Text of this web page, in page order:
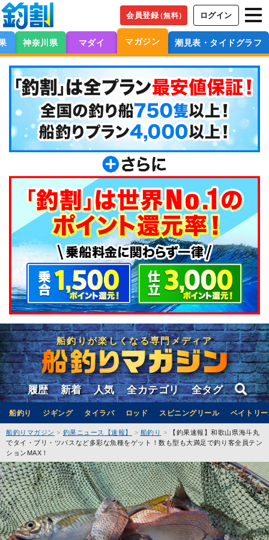
会員登録（無料） ログイン
神奈川県 マダイ マガジン 潮見表・タイドグラフ
船釣りが楽しくなる専門メディア
履歴 新着 人気 全カテゴリ 全タグ
船釣り ジギング タイラバ ロッド スピニングリール ベイトリ
船釣りマガジン 釣果ニュース【速報】 船釣り
【釣果速報】和歌山県海斗丸
でタイ・ブリ・ツバスなど多彩な魚種をゲット！数も型も大満足で釣り客全員テン
ションMAX！